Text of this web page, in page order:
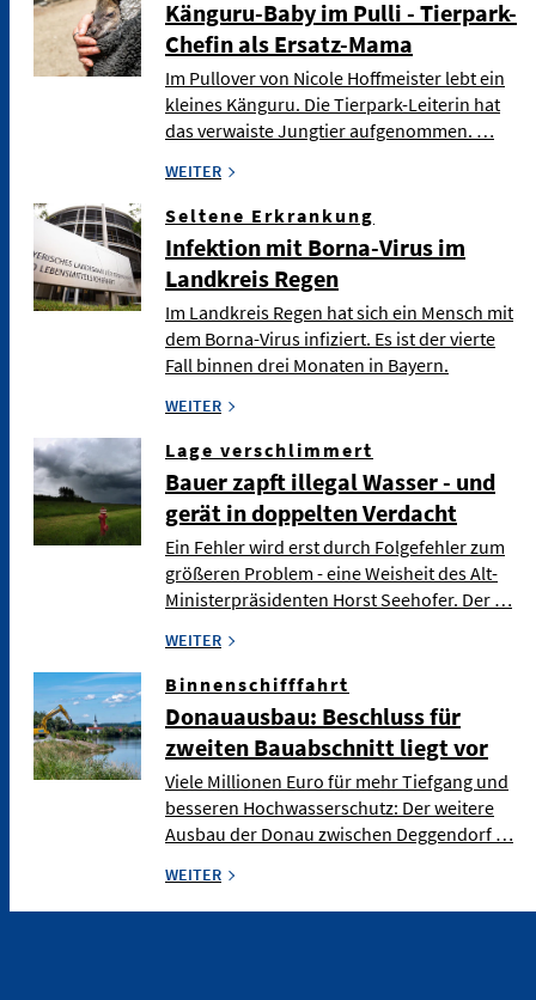
Känguru-Baby im Pulli - Tierpark-
Chefin als Ersatz-Mama
Im Pullover von Nicole Hoffmeister lebt ein
kleines Känguru. Die Tierpark-Leiterin hat
das verwaiste Jungtier aufgenommen. …
WEITER
Seltene Erkrankung
Infektion mit Borna-Virus im
Landkreis Regen
Im Landkreis Regen hat sich ein Mensch mit
dem Borna-Virus infiziert. Es ist der vierte
Fall binnen drei Monaten in Bayern.
WEITER
Lage verschlimmert
Bauer zapft illegal Wasser - und
gerät in doppelten Verdacht
Ein Fehler wird erst durch Folgefehler zum
größeren Problem - eine Weisheit des Alt-
Ministerpräsidenten Horst Seehofer. Der …
WEITER
Binnenschifffahrt
Donauausbau: Beschluss für
zweiten Bauabschnitt liegt vor
Viele Millionen Euro für mehr Tiefgang und
besseren Hochwasserschutz: Der weitere
Ausbau der Donau zwischen Deggendorf …
WEITER